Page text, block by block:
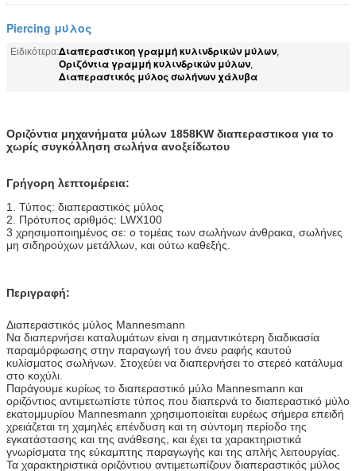
Piercing μύλος
Ειδικότερα:Διαπεραστικοη γραμμή κυλινδρικών μύλων,
Οριζόντια γραμμή κυλινδρικών μύλων,
Διαπεραστικός μύλος σωλήνων χάλυβα
Οριζόντια μηχανήματα μύλων 1858KW διαπεραστικοα για το
χωρίς συγκόλληση σωλήνα ανοξείδωτου
Γρήγορη λεπτομέρεια:
1. Τύπος: διαπεραστικός μύλος
2. Πρότυπος αριθμός: LWX100
3 χρησιμοποιημένος σε: ο τομέας των σωλήνων άνθρακα, σωλήνες
μη σιδηρούχων μετάλλων, και ούτω καθεξής.
Περιγραφή:
Διαπεραστικός μύλος Mannesmann
Να διαπερνήσει καταλυμάτων είναι η σημαντικότερη διαδικασία
παραμόρφωσης στην παραγωγή του άνευ ραφής καυτού
κυλίσματος σωλήνων. Στοχεύει να διαπερνήσει το στερεό κατάλυμα
στο κοχύλι.
Παράγουμε κυρίως το διαπεραστικό μύλο Mannesmann και
οριζόντιος αντιμετωπίστε τύπος που διαπερνά το διαπεραστικό μύλο
εκατομμυρίου Mannesmann χρησιμοποιείται ευρέως σήμερα επειδή
χρειάζεται τη χαμηλές επένδυση και τη σύντομη περίοδο της
εγκατάστασης και της ανάθεσης, και έχει τα χαρακτηριστικά
γνωρίσματα της εύκαμπτης παραγωγής και της απλής λειτουργίας.
Τα χαρακτηριστικά οριζόντιου αντιμετωπίζουν διαπεραστικός μύλος